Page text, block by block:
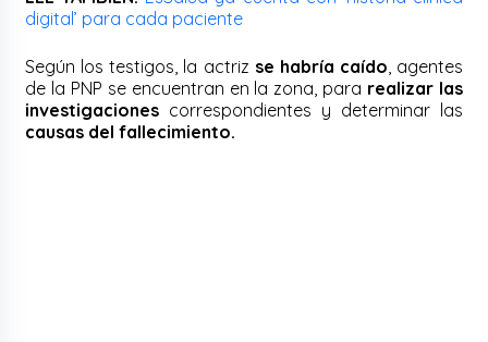
digital’ para cada paciente
Según los testigos, la actriz se habría caído , agentes
de la PNP se encuentran en la zona, para realizar las
investigaciones correspondientes y determinar las
causas del fallecimiento.